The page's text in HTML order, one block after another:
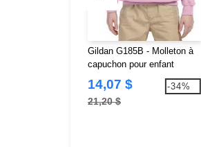
Gildan G185B - Molleton à
capuchon pour enfant
Heavy BlendMC 50/50, 13,3
oz de MD
14,07 $
21,20 $
-34%